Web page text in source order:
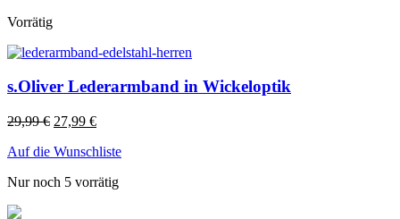
Vorrätig
s.Oliver Lederarmband in Wickeloptik
29,99€ 27,99 €
Auf die Wunschliste
Nur noch 5 vorrätig